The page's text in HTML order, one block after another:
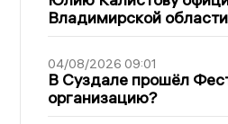
Владимирской области
04/08/2026 09:01
В Суздале прошёл
организацию?